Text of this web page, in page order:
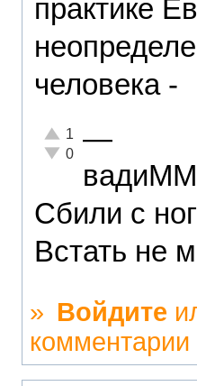
практике
человека -
Отлично!
1
Неадекватно!
0 —
вадиММ
Сбили с
Встать не
» Войдите
комментарии